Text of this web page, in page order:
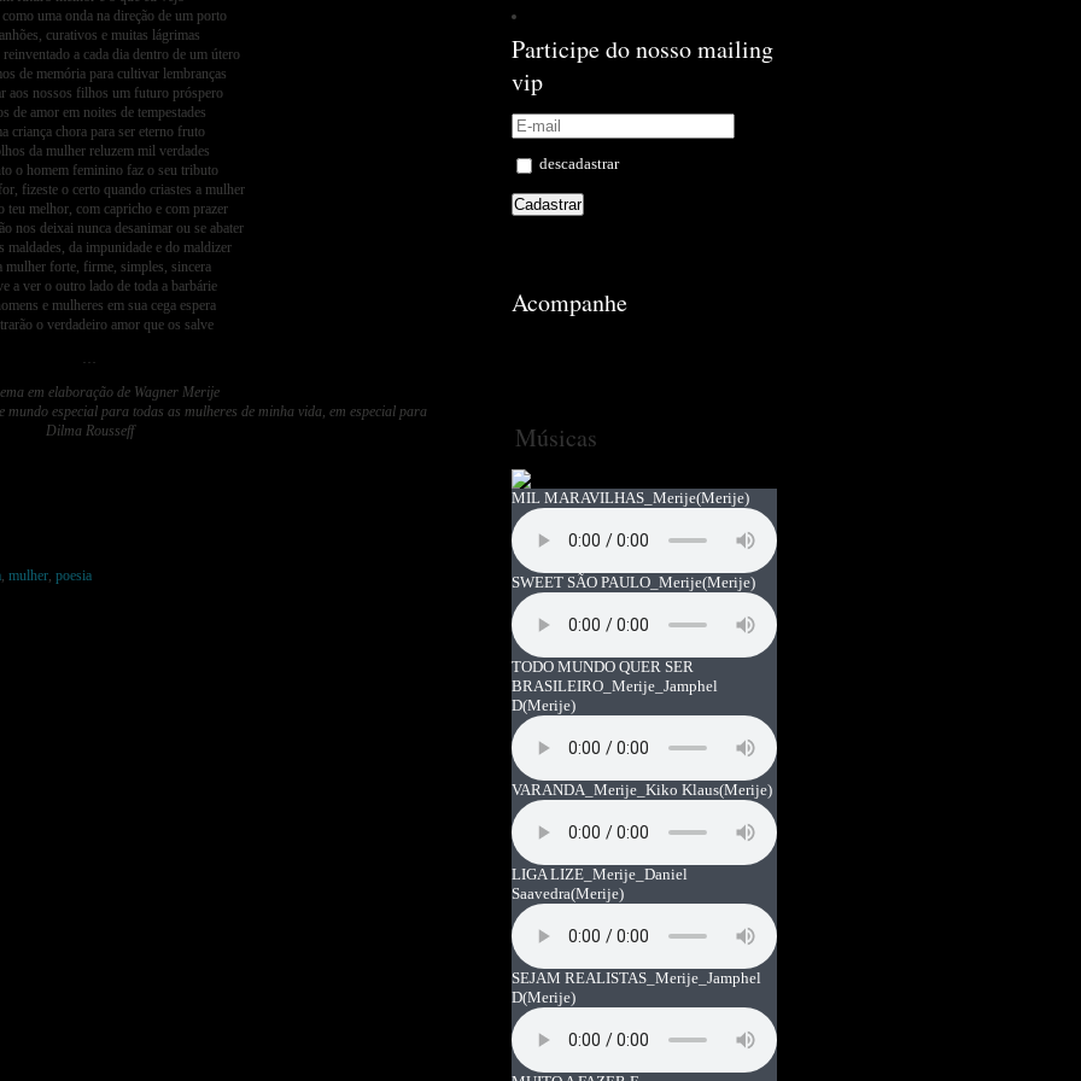
uma onda na direção de um porto
curativos e muitas lágrimas
a cada dia dentro de um útero
de memória para cultivar lembranças
aos nossos filhos um futuro próspero
de amor em noites de tempestades
criança chora para ser eterno fruto
da mulher reluzem mil verdades
o homem feminino faz o seu tributo
fizeste o certo quando criastes a mulher
teu melhor, com capricho e com prazer
nos deixai nunca desanimar ou se abater
maldades, da impunidade e do maldizer
mulher forte, firme, simples, sincera
a ver o outro lado de toda a barbárie
e mulheres em sua cega espera
o verdadeiro amor que os salve
em elaboração de Wagner Merije
mundo especial para todas as mulheres de minha vida, em especial para
Dilma Rousseff
mulher poesia
Participe do nosso mailing
vip
descadastrar
Acompanhe
Músicas
MIL MARAVILHAS_Merije(Merije)
SWEET SÃO PAULO_Merije(Merije)
TODO MUNDO QUER SER
BRASILEIRO_Merije_Jamphel
D(Merije)
VARANDA_Merije_Kiko Klaus(Merije)
LIGA LIZE_Merije_Daniel
Saavedra(Merije)
SEJAM REALISTAS_Merije_Jamphel
D(Merije)